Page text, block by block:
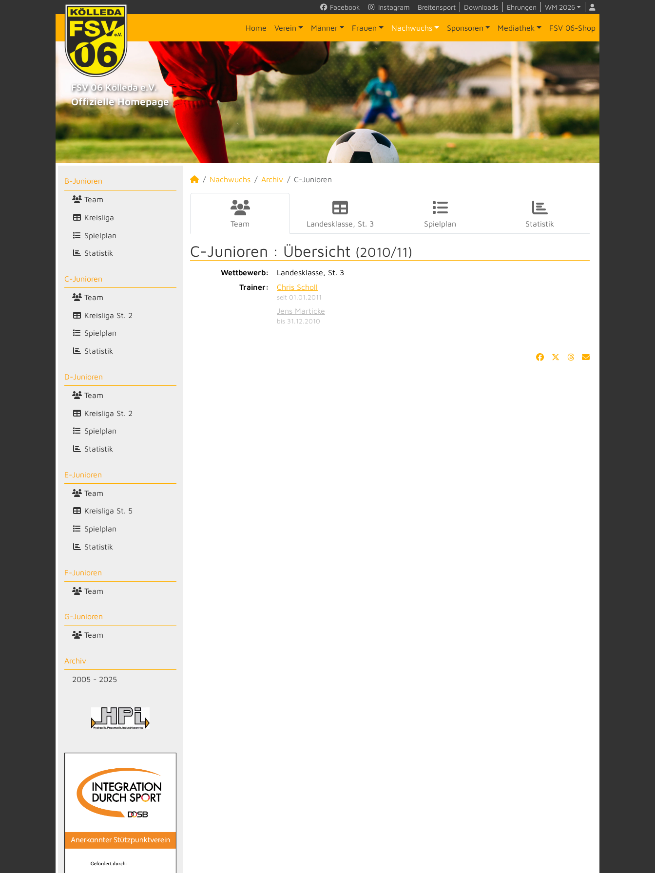
Facebook Instagram Breitensport Downloads Ehrungen WM 2026
Home Verein Männer Frauen Nachwuchs Sponsoren Mediathek FSV 06-Shop
FSV 06 Kölleda e.V.
Offizielle Homepage
B-Junioren
Team
Kreisliga
Spielplan
Statistik
C-Junioren
Team
Kreisliga St. 2
Spielplan
Statistik
D-Junioren
Team
Kreisliga St. 2
Spielplan
Statistik
E-Junioren
Team
Kreisliga St. 5
Spielplan
Statistik
F-Junioren
Team
G-Junioren
Team
Archiv
2005 - 2025
Nachwuchs Archiv C-Junioren
Team Landesklasse, St. 3 Spielplan Statistik
C-Junioren : Übersicht (2010/11)
Wettbewerb:
Landesklasse, St. 3
Trainer:
Chris Scholl
seit 01.01.2011
Jens Marticke
bis 31.12.2010